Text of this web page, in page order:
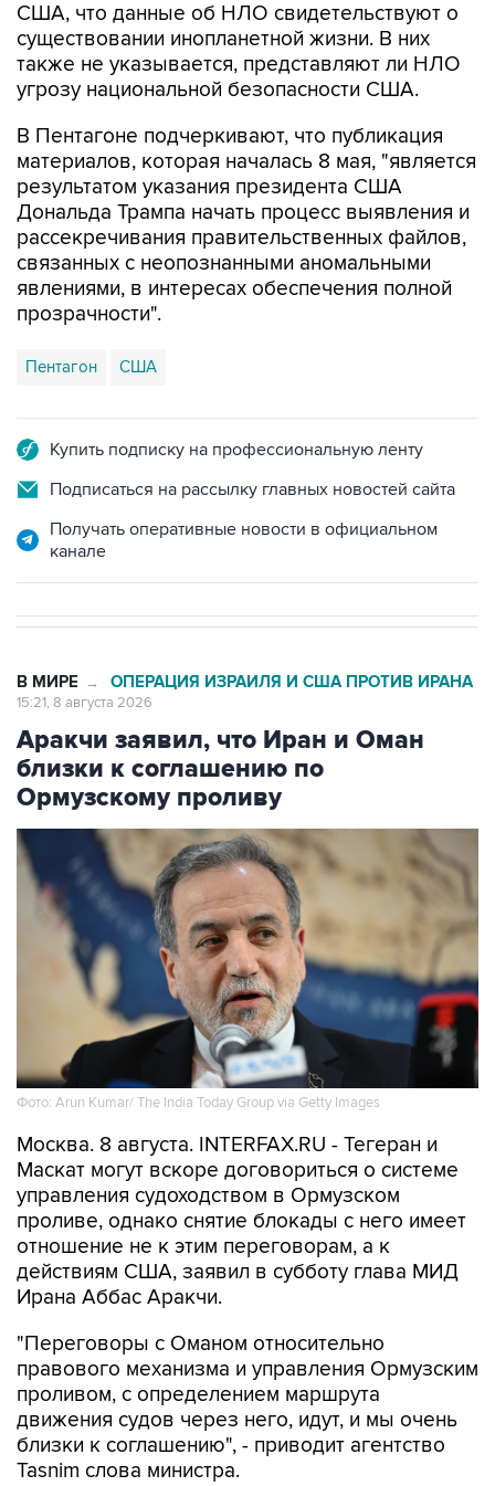
США, что данные об НЛО свидетельствуют о
существовании инопланетной жизни. В них
также не указывается, представляют ли НЛО
угрозу национальной безопасности США.
В Пентагоне подчеркивают, что публикация
материалов, которая началась 8 мая, "является
результатом указания президента США
Дональда Трампа начать процесс выявления и
рассекречивания правительственных файлов,
связанных с неопознанными аномальными
явлениями, в интересах обеспечения полной
прозрачности".
Пентагон США
Купить подписку на профессиональную ленту
Подписаться на рассылку главных новостей сайта
Получать оперативные новости в официальном
канале
В МИРЕ → ОПЕРАЦИЯ ИЗРАИЛЯ И США ПРОТИВ ИРАНА
15:21, 8 августа 2026
Аракчи заявил, что Иран и Оман
близки к соглашению по
Ормузскому проливу
Фото: Arun Kumar/ The India Today Group via Getty Images
Москва. 8 августа. INTERFAX.RU - Тегеран и
Маскат могут вскоре договориться о системе
управления судоходством в Ормузском
проливе, однако снятие блокады с него имеет
отношение не к этим переговорам, а к
действиям США, заявил в субботу глава МИД
Ирана Аббас Аракчи.
"Переговоры с Оманом относительно
правового механизма и управления Ормузским
проливом, с определением маршрута
движения судов через него, идут, и мы очень
близки к соглашению", - приводит агентство
Tasnim слова министра.